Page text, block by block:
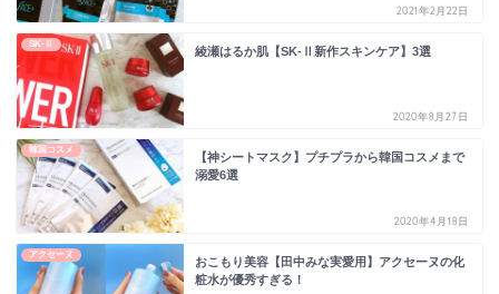
2021年2月22日
SK-Ⅱ
綾瀬はるか肌【SK-Ⅱ新作スキンケア】3選
2020年8月27日
韓国コスメ
【神シートマスク】プチプラから韓国コスメまで
溺愛6選
2020年4月18日
アクセーヌ
おこもり美容【田中みな実愛用】アクセーヌの化
粧水が優秀すぎる！